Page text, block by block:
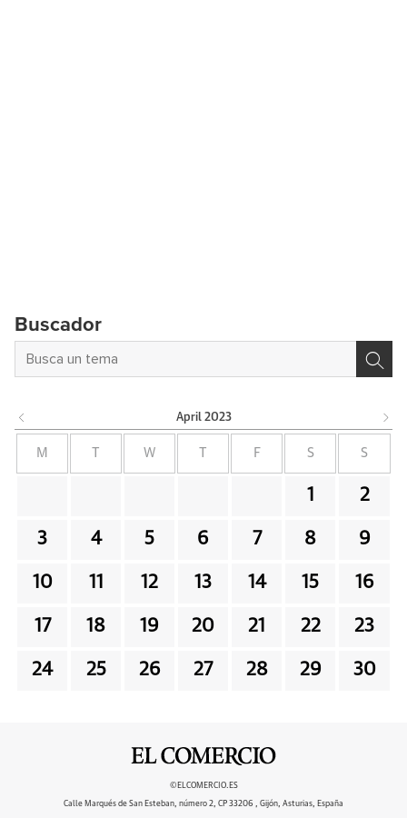
Buscador
April 2023
M W F S S
1 2
3 4 5 6 7 8 9
10 11 12 13 14 15 16
17 18 19 20 21 22 23
24 25 26 27 28 29 30
©ELCOMERCIO.ES
Calle Marqués de San Esteban, número 2, CP 33206 , Gijón, Asturias, España